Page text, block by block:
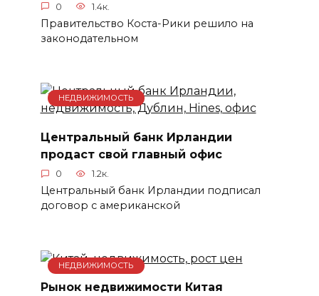
0 1.4к.
Правительство Коста-Рики решило на
законодательном
НЕДВИЖИМОСТЬ
Центральный банк Ирландии
продаст свой главный офис
0 1.2к.
Центральный банк Ирландии подписал
договор с американской
НЕДВИЖИМОСТЬ
Рынок недвижимости Китая